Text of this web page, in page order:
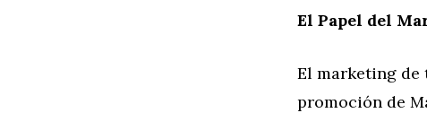
El Papel del
El marketing de
promoción de